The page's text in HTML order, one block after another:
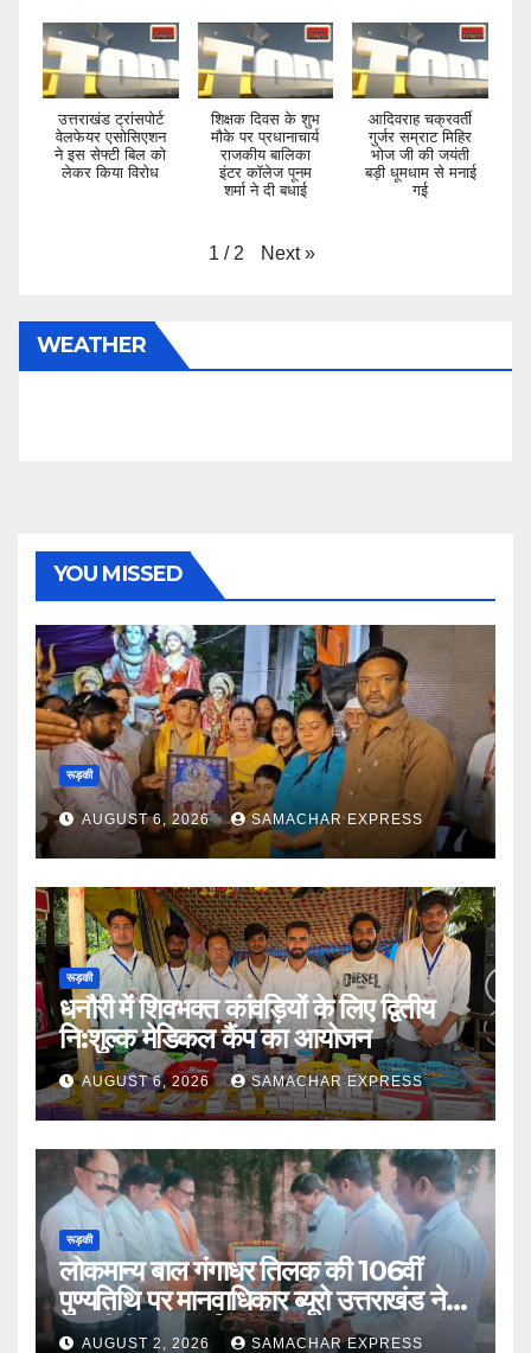
उत्तराखंड ट्रांसपोर्ट
वेलफेयर एसोसिएशन
ने इस सेफ्टी बिल को
लेकर किया विरोध
शिक्षक दिवस के शुभ
मौके पर प्रधानाचार्य
राजकीय बालिका
इंटर कॉलेज पूनम
शर्मा ने दी बधाई
आदिवराह चक्रवर्ती
गुर्जर सम्राट मिहिर
भोज जी की जयंती
बड़ी धूमधाम से मनाई
गई
1 / 2 Next »
WEATHER
YOU MISSED
रूड़की
AUGUST 6, 2026 SAMACHAR EXPRESS
रूड़की
धनौरी में शिवभक्त कांवड़ियों के लिए द्वितीय
नि:शुल्क मेडिकल कैंप का आयोजन
AUGUST 6, 2026 SAMACHAR EXPRESS
रूड़की
लोकमान्य बाल गंगाधर तिलक की 106वीं
पुण्यतिथि पर मानवाधिकार ब्यूरो उत्तराखंड ने दी
भावभीनी श्रद्धांजलि
AUGUST 2, 2026 SAMACHAR EXPRESS